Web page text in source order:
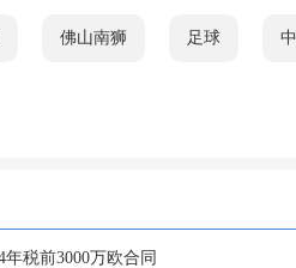
佛山南狮 足球
税前3000万欧合同